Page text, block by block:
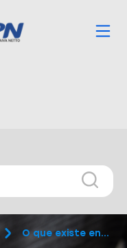
O que existe entre a captação de recursos ...